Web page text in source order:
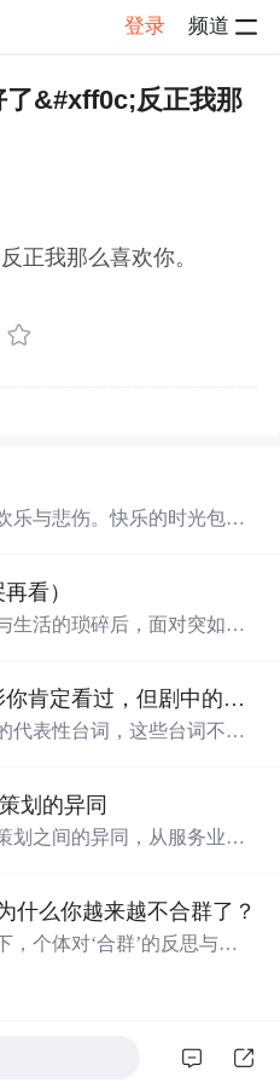
登录 频道
帖子详情
了&#xff0c;反正我那
正我那么喜欢你。
乐与悲伤。快乐的时光包括
看）
生活的琐碎后，面对突如其
待来生再续前缘。
我可以担保，这些电影你肯定看过，但剧中的台词，你还记得不？
代表性台词，这些台词不仅
划的异同
划之间的异同，从服务业的
什么你越来越不合群了？
个体对‘合群’的反思与重
害，并指出卓尔不群者更易
差异化优势。